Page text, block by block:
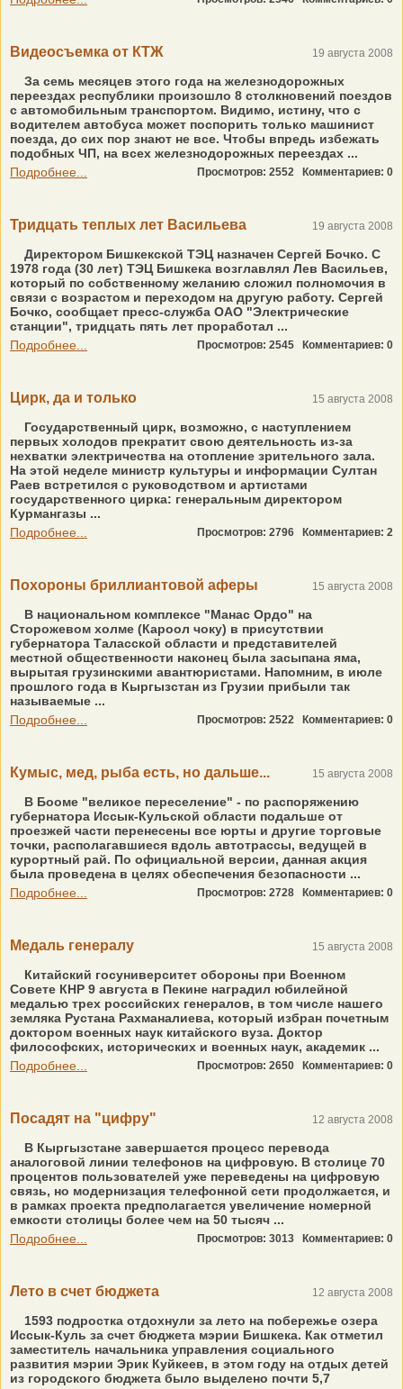
Видеосъемка от КТЖ 19 августа 2008
За семь месяцев этого года на железнодорожных
переездах республики произошло 8 столкновений поездов
с автомобильным транспортом. Видимо, истину, что с
водителем автобуса может поспорить только машинист
поезда, до сих пор знают не все. Чтобы впредь избежать
подобных ЧП, на всех железнодорожных переездах ...
Подробнее...
Просмотров: 2552 Комментариев: 0
Тридцать теплых лет Васильева 19 августа 2008
Директором Бишкекской ТЭЦ назначен Сергей Бочко. С
1978 года (30 лет) ТЭЦ Бишкека возглавлял Лев Васильев,
который по собственному желанию сложил полномочия в
связи с возрастом и переходом на другую работу. Сергей
Бочко, сообщает пресс-служба ОАО "Электрические
станции", тридцать пять лет проработал ...
Подробнее...
Просмотров: 2545 Комментариев: 0
Цирк, да и только 15 августа 2008
Государственный цирк, возможно, с наступлением
первых холодов прекратит свою деятельность из-за
нехватки электричества на отопление зрительного зала.
На этой неделе министр культуры и информации Султан
Раев встретился с руководством и артистами
государственного цирка: генеральным директором
Курмангазы ...
Подробнее...
Просмотров: 2796 Комментариев: 2
Похороны бриллиантовой аферы 15 августа 2008
В национальном комплексе "Манас Ордо" на
Сторожевом холме (Кароол чоку) в присутствии
губернатора Таласской области и представителей
местной общественности наконец была засыпана яма,
вырытая грузинскими авантюристами. Напомним, в июле
прошлого года в Кыргызстан из Грузии прибыли так
называемые ...
Подробнее...
Просмотров: 2522 Комментариев: 0
Кумыс, мед, рыба есть, но дальше... 15 августа 2008
В Бооме "великое переселение" - по распоряжению
губернатора Иссык-Кульской области подальше от
проезжей части перенесены все юрты и другие торговые
точки, располагавшиеся вдоль автотрассы, ведущей в
курортный рай. По официальной версии, данная акция
была проведена в целях обеспечения безопасности ...
Подробнее...
Просмотров: 2728 Комментариев: 0
Медаль генералу 15 августа 2008
Китайский госуниверситет обороны при Военном
Совете КНР 9 августа в Пекине наградил юбилейной
медалью трех российских генералов, в том числе нашего
земляка Рустана Рахманалиева, который избран почетным
доктором военных наук китайского вуза. Доктор
философских, исторических и военных наук, академик ...
Подробнее...
Просмотров: 2650 Комментариев: 0
Посадят на "цифру" 12 августа 2008
В Кыргызстане завершается процесс перевода
аналоговой линии телефонов на цифровую. В столице 70
процентов пользователей уже переведены на цифровую
связь, но модернизация телефонной сети продолжается, и
в рамках проекта предполагается увеличение номерной
емкости столицы более чем на 50 тысяч ...
Подробнее...
Просмотров: 3013 Комментариев: 0
Лето в счет бюджета 12 августа 2008
1593 подростка отдохнули за лето на побережье озера
Иссык-Куль за счет бюджета мэрии Бишкека. Как отметил
заместитель начальника управления социального
развития мэрии Эрик Куйкеев, в этом году на отдых детей
из городского бюджета было выделено почти 5,7